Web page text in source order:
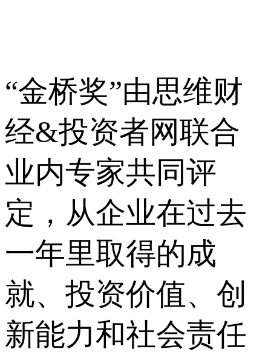
“金桥奖”由思维财
经&投资者网联合
业内专家共同评
定，从企业在过去
一年里取得的成
就、投资价值、创
新能力和社会责任